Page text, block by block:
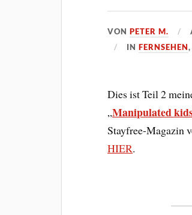
VONPETER M.
INFERNSEHEN
Dies ist Teil 2
„Manipulated
Stayfree-Magazin
HIER.